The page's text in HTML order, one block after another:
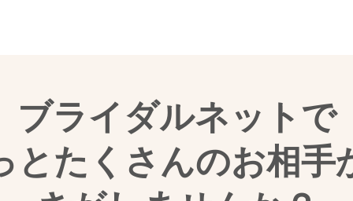
ブライダルネットで
とたくさんのお相手